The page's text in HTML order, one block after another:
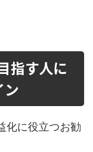
指す人に
ン
化に役立つお勧